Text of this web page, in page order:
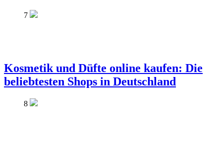
7
Kosmetik und Düfte online kaufen: Die
beliebtesten Shops in Deutschland
8